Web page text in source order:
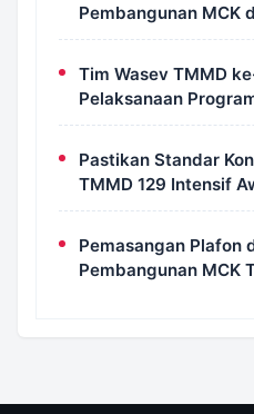
Pembangunan MCK
Rampung Dikerjakan
Tim Wasev TMMD
Pelaksanaan
Selatan
Pastikan Standar
TMMD 129 Intensif
MCK di Wanam
Pemasangan Plafon
Pembangunan MCK